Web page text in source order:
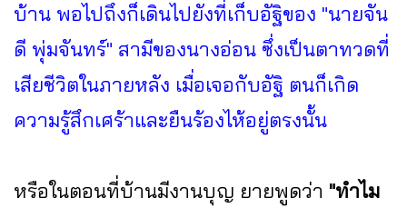
บ้าน พอไปถึงก็เดินไปยังที่เก็บอัฐิของ "นายจัน
ดี พุ่มจันทร์" สามีของนางอ่อน ซึ่งเป็นตาทวดที่
เสียชีวิตในภายหลัง เมื่อเจอกับอัฐิ ตนก็เกิด
ความรู้สึกเศร้าและยืนร้องไห้อยู่ตรงนั้น
หรือในตอนที่บ้านมีงานบุญ ยายพูดว่า "ทำไม